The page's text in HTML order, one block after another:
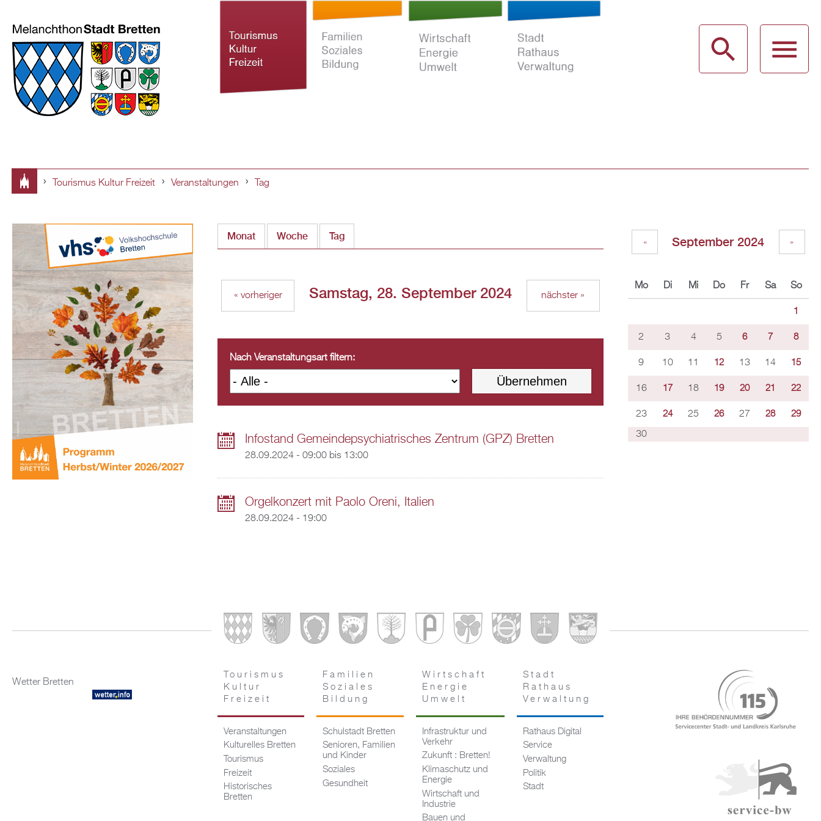
Inhalt
sind
hier
Tourismus Kultur Freizeit Veranstaltungen Tag
Monat Woche Tag
Samstag, 28. September 2024
« vorheriger nächster »
Nach Veranstaltungsart filtern:
Infostand Gemeindepsychiatrisches Zentrum (GPZ) Bretten
28.09.2024 - 09:00bis 13:00
Orgelkonzert mit Paolo Oreni, Italien
28.09.2024 - 19:00
September 2024
« »
Mo Di Mi Do Fr Sa So
1
2 3 4 5 6 7 8
9 10 11 12 13 14 15
16 17 18 19 20 21 22
23 24 25 26 27 28 29
30
Wetter Bretten
Tourismus
Kultur
Freizeit
Veranstaltungen
Kulturelles Bretten
Tourismus
Freizeit
Historisches
Bretten
Familien
Soziales
Bildung
Schulstadt Bretten
Senioren, Familien
und Kinder
Soziales
Gesundheit
Wirtschaft
Energie
Umwelt
Infrastruktur und
Verkehr
Zukunft : Bretten!
Klimaschutz und
Energie
Wirtschaft und
Industrie
Bauen und
Stadt
Rathaus
Verwaltung
Rathaus Digital
Service
Verwaltung
Politik
Stadt